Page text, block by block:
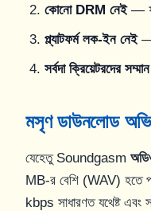
কোনো DRM নেই—
প্ল্যাটফর্ম লক-ইন নেই—
সর্বদা ক্রিয়েটরদের
মসৃণ ডাউনলোড
যেহেতু Soundgasm
MB-র বেশি (WAV) হতে
kbps সাধারণত যথেষ্ট